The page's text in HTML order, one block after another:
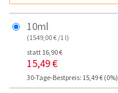
10ml
(1549,00 € /1 l)
statt 16,90 €
15,49 €
30-Tage-Bestpreis: 15,49 € (0%)